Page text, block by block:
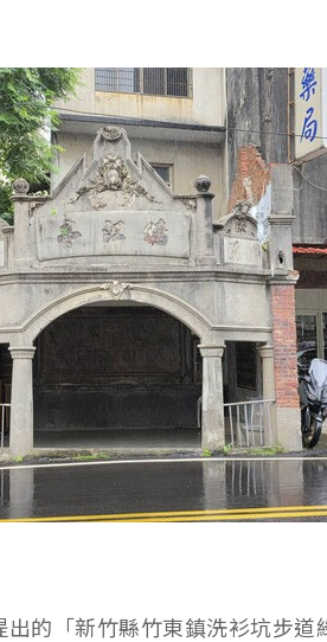
的「新竹縣竹東鎮洗衫坑步道